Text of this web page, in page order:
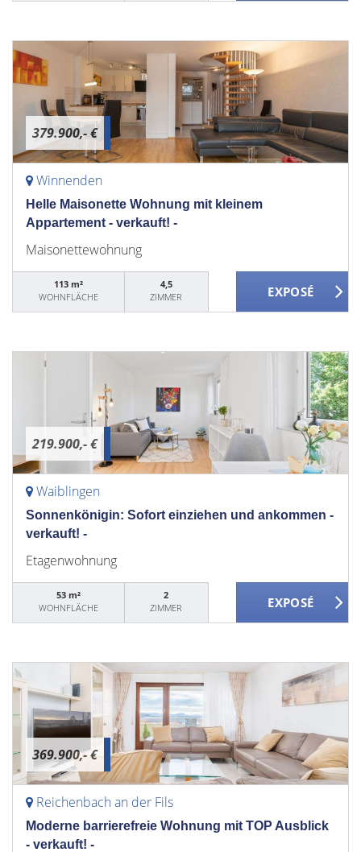
379.900,- €
Winnenden
Helle Maisonette Wohnung mit kleinem
Appartement - verkauft! -
Maisonettewohnung
113 m²
WOHNFLÄCHE
4,5
ZIMMER
219.900,- €
Waiblingen
Sonnenkönigin: Sofort einziehen und ankommen -
verkauft! -
Etagenwohnung
53 m²
WOHNFLÄCHE
2
ZIMMER
369.900,- €
Reichenbach an der Fils
Moderne barrierefreie Wohnung mit TOP Ausblick
- verkauft! -